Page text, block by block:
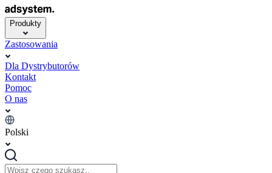
Produkty
Zastosowania
Dla Dystrybutorów
Kontakt
Pomoc
O nas
Polski